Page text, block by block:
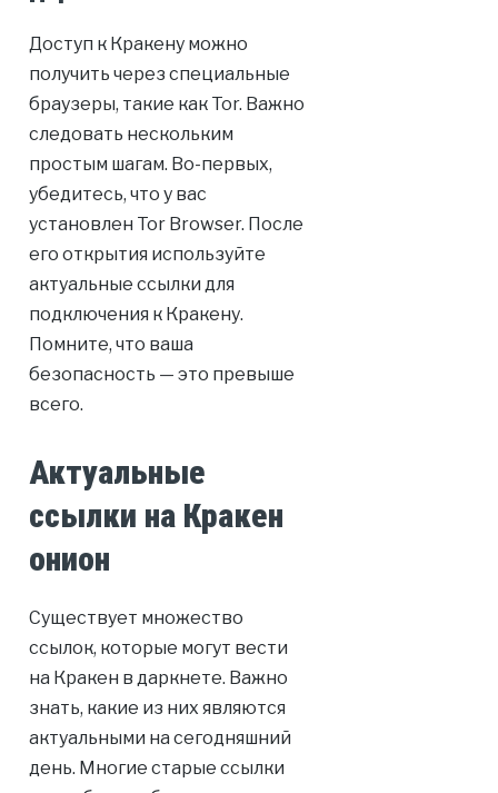
Доступ к Кракену можно
получить через специальные
браузеры, такие как Tor. Важно
следовать нескольким
простым шагам. Во-первых,
убедитесь, что у вас
установлен Tor Browser. После
его открытия используйте
актуальные ссылки для
подключения к Кракену.
Помните, что ваша
безопасность — это превыше
всего.
Актуальные
ссылки на Кракен
онион
Существует множество
ссылок, которые могут вести
на Кракен в даркнете. Важно
знать, какие из них являются
актуальными на сегодняшний
день. Многие старые ссылки